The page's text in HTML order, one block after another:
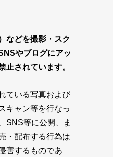
などを撮影・スク
やブログにアッ
止されています。
ている写真および
キャン等を行なっ
SNS等に公開、ま
・配布する行為は
害するものであ